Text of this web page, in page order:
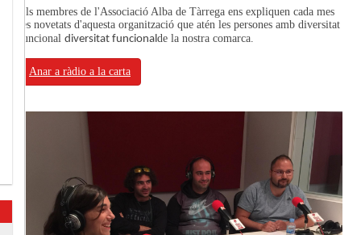
Els membres de l'Associació Alba de Tàrrega ens expliquen cada mes
les novetats d'aquesta organització que atén les persones amb diversitat
funcional diversitat funcionalde la nostra comarca.
Anar a ràdio a la carta